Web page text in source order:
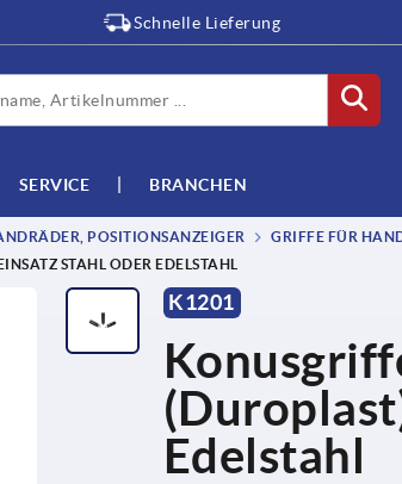
Schnelle Lieferung
SERVICE BRANCHEN
POSITIONSANZEIGER
GRIFFE FÜR
STAHL ODER EDELSTAHL
K1201
Edelstahl